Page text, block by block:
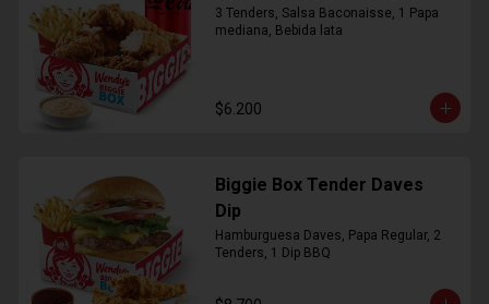
3 Tenders, Salsa Baconaisse, 1 Papa
mediana, Bebida lata
$6.200
Biggie Box Tender Daves
Dip
Hamburguesa Daves, Papa Regular, 2
Tenders, 1 Dip BBQ